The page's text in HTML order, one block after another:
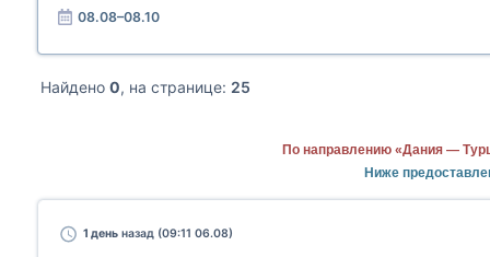
08.08–08.10
Найдено 0, на странице: 25
По направлению «Дания —
Ниже
1 день назад (09:11 06.08)